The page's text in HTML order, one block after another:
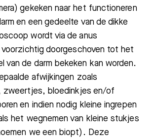
gekeken naar het functioneren
en een gedeelte van de dikke
wordt via de anus
doorgeschoven tot het
van de darm bekeken kan worden.
afwijkingen zoals
zweertjes, bloedinkjes en/of
en indien nodig kleine ingrepen
het wegnemen van kleine stukjes
we een biopt). Deze